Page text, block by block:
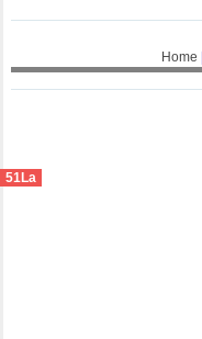
Home
51La